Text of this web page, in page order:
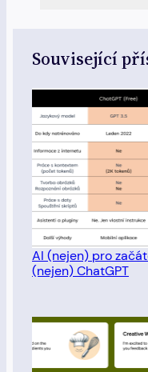
Související
AI (nejen) pro
(nejen) ChatGPT